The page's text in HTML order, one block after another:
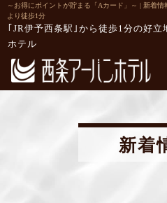
～お得にポイントが貯まる「Aカード」～ | 新着
より徒歩1分
｢JR伊予西条駅｣から徒歩1分の好立
ホテル
新着